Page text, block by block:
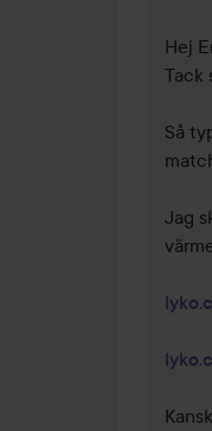
Hej
Tack
Så
Jag